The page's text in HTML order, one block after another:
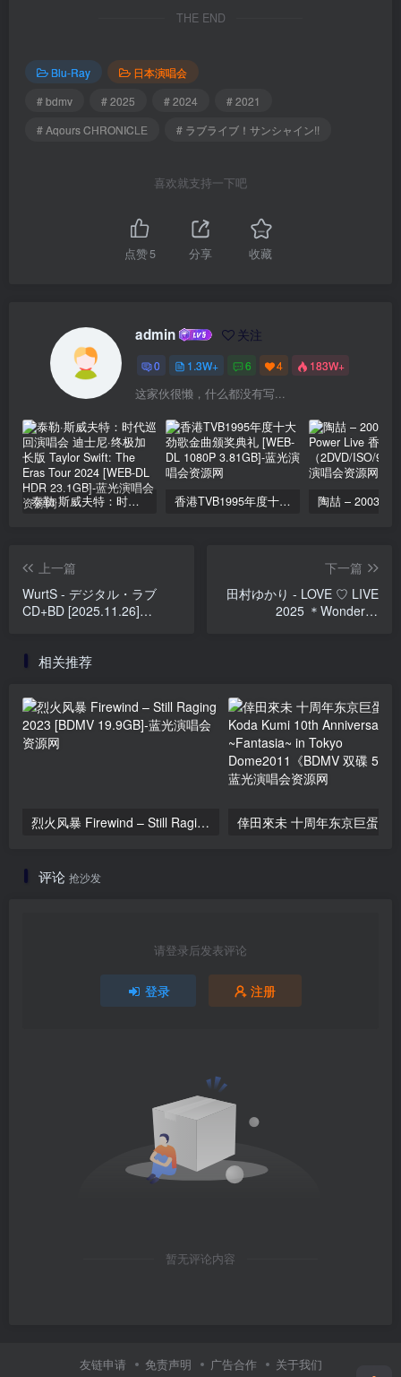
THE END
Blu-Ray
日本演唱会
# bdmv
# 2025 # 2024
# 2021
# Aqours CHRONICLE
# ラブライブ！サンシャイン!!
喜欢就支持一下吧
点赞5 分享 收藏
admin 关注
0 1.3W+ 6 4 183W+
这家伙很懒，什么都没有写...
泰勒·斯威夫特：时代巡回演唱会 迪士尼·终极加长版 Taylor Swift: The Eras Tour 2024 [WEB-DL HDR 23.1GB] 香港TVB1995年度十大劲歌金曲颁奖典礼 [WEB-DL 1080P 3.81GB]
上一篇
WurtS - デジタル・ラブ
CD+BD [2025.11.26]
下一篇
田村ゆかり - LOVE ♡ LIVE
2025 ＊Wonderful
相关推荐
烈火风暴 Firewind – Still Raging 2023 [BDMV 19.9GB]
评论 抢沙发
请登录后发表评论
登录 注册
暂无评论内容
友链申请 免责声明 广告合作 关于我们